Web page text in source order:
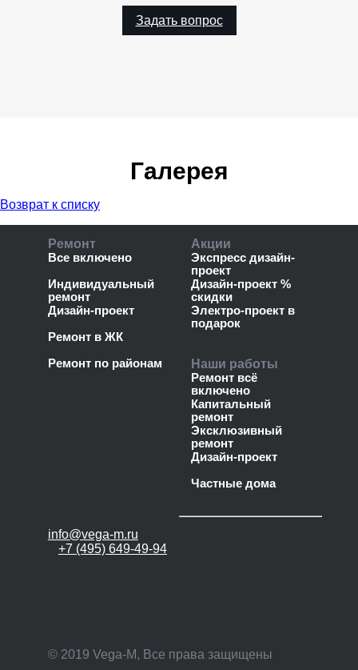
Задать вопрос
Галерея
Возврат к списку
Ремонт
Все включено
Индивидуальный
ремонт
Дизайн-проект
Ремонт в ЖК
Ремонт по районам
Акции
Экспресс дизайн-
проект
Дизайн-проект %
скидки
Электро-проект в
подарок
Наши работы
Ремонт всё
включено
Капитальный
ремонт
Эксклюзивный
ремонт
Дизайн-проект
Частные дома
info@vega-m.ru
+7 (495) 649-49-94
© 2019 Vega-M, Все права защищены